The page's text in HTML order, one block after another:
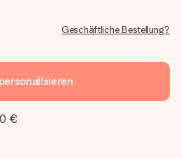
Geschäftliche Bestellung?
€